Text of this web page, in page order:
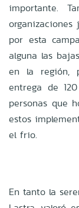
importante.
por esta
alguna las
en la región,
entrega de
personas que
estos
el frio.
En tanto la